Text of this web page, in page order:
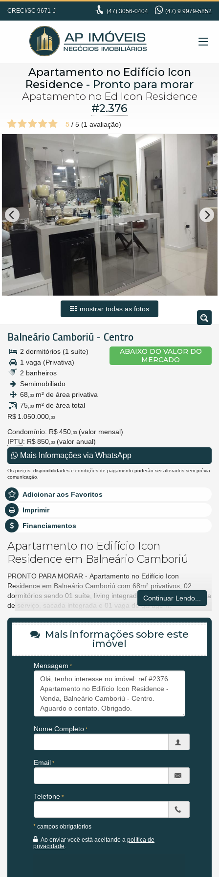
CRECI/SC 9671-J (47) 3056-0404 (47) 9.9979-5852
Apartamento no Edifício Icon
Residence - Pronto para morar
Apatamento no Ed Icon Residence
#2.376
5 / 5 (1 avaliação)
mostrar todas as fotos
Balneário Camboriú - Centro
ABAIXO DO VALOR DO
MERCADO
2 dormitórios (1 suíte)
1 vaga (Privativa)
2 banheiros
Semimobiliado
68, 00 m² de área privativa
75, 00 m² de área total
R$ 1.050.000, 00
Condomínio: R$ 450, 00 (valor mensal)
IPTU: R$ 850, 00 (valor anual)
Mais Informações via WhatsApp
Os preços, disponibilidades e condições de pagamento poderão ser alterados sem prévia
comunicação.
Adicionar aos Favoritos
Imprimir
Financiamentos
Apartamento no Edifício Icon
Residence em Balneário Camboriú
PRONTO PARA MORAR - Apartamento no Edifício Icon
Residence em Balneário Camboriú com 68m² privativos, 02
dormitórios sendo 01 suíte, living integrado, cozinha, lavabo, área
de serviço, sacada integrada e 01 vaga de garagem.
Empreendimento possui uma área de lazer, piscina adulto e
infantil, playground e salão de festas. Localização privilegiada
próximo ao Balneário Camboriú Shopping, Avenida do Estado,
Imóvel disponível para visitação.
Agende uma visita agora mesmo e venha conhecer este lindo
Os valores estão sujeitos a alteração sem aviso prévio.
Apartamento Icon Residence:
Banheiro social
Sacada integrada
Características do Imóvel:
Home Office
Sala de Estar
Cozinha
Piso Laminado
Continuar Lendo...
Mais informações sobre este
imóvel
Mensagem
Nome Completo
Email
Telefone
* campos obrigatórios
Ao enviar você está aceitando a política de
privacidade